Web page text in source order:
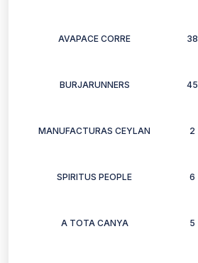
AVAPACE CORRE 38
BURJARUNNERS 45
MANUFACTURAS CEYLAN 2
SPIRITUS PEOPLE 6
A TOTA CANYA 5